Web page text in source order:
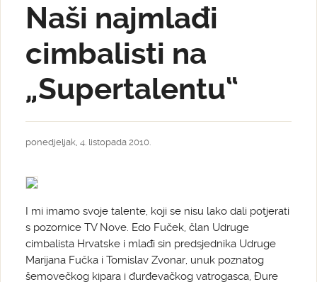
Naši najmlađi
cimbalisti na
„Supertalentu“
ponedjeljak, 4. listopada 2010.
I mi imamo svoje talente, koji se nisu lako dali potjerati
s pozornice TV Nove. Edo Fuček, član Udruge
cimbalista Hrvatske i mlađi sin predsjednika Udruge
Marijana Fučka i Tomislav Zvonar, unuk poznatog
šemovečkog kipara i đurđevačkog vatrogasca, Đure